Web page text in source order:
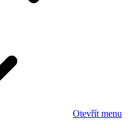
Otevřít menu